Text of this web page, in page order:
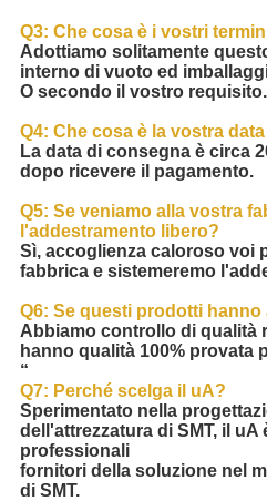
Q3: Che cosa è i vostri
Adottiamo solitamente
interno di vuoto ed
O secondo il vostro requisito.
Q4: Che cosa è la vostra
La data di consegna è circa
dopo ricevere il pagamento.
Q5: Se veniamo alla vostra
l'addestramento libero?
Sì, accoglienza caloroso voi
fabbrica e sistemeremo
Q6: Se questi prodotti
Abbiamo controllo di qualità
hanno qualità 100% provata
“
Q7: Perché scelga il uA?
Sperimentato nella
dell'attrezzatura di SMT, il uA
professionali
fornitori della soluzione nel
di SMT.